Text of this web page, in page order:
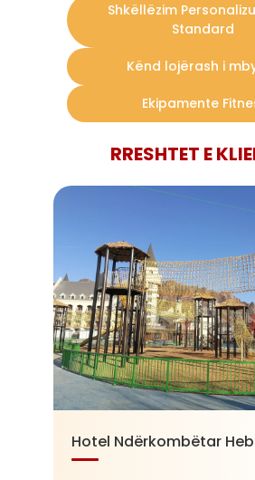
Shkëllëzim
Standard
Kënd lojërash i
Ekipamente
RRESHTET E